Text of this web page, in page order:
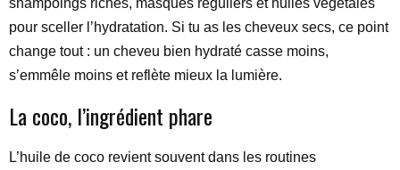
shampoings riches, masques réguliers et huiles végétales
pour sceller l’hydratation. Si tu as les cheveux secs, ce point
change tout : un cheveu bien hydraté casse moins,
s’emmêle moins et reflète mieux la lumière.
La coco, l’ingrédient phare
L’huile de coco revient souvent dans les routines